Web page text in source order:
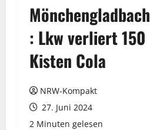
Mönchengladbach
: Lkw verliert 150
Kisten Cola
NRW-Kompakt
27. Juni 2024
2 Minuten gelesen